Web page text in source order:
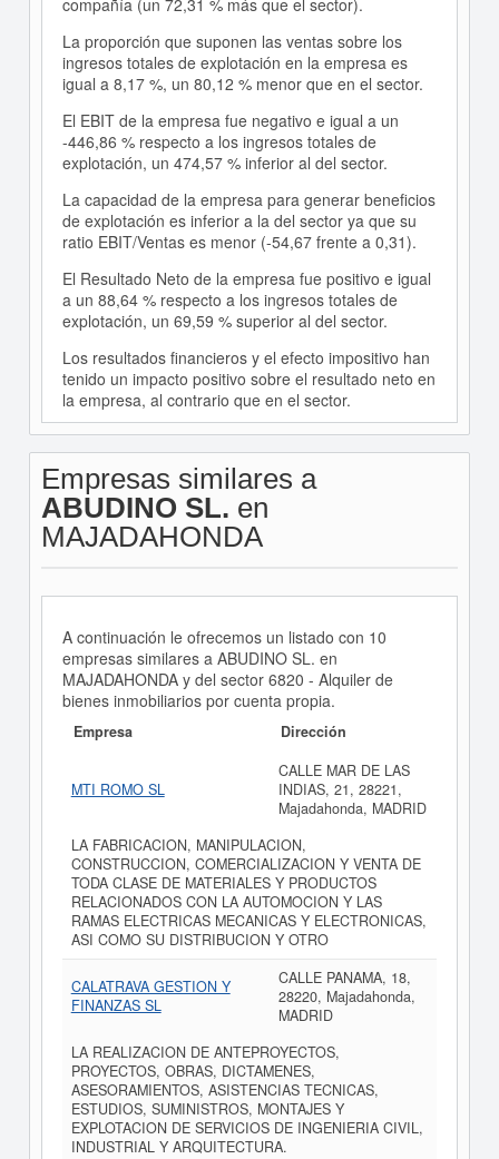
compañía (un 72,31 % más que el sector).
La proporción que suponen las ventas sobre los
ingresos totales de explotación en la empresa es
igual a 8,17 %, un 80,12 % menor que en el sector.
El EBIT de la empresa fue negativo e igual a un
-446,86 % respecto a los ingresos totales de
explotación, un 474,57 % inferior al del sector.
La capacidad de la empresa para generar beneficios
de explotación es inferior a la del sector ya que su
ratio EBIT/Ventas es menor (-54,67 frente a 0,31).
El Resultado Neto de la empresa fue positivo e igual
a un 88,64 % respecto a los ingresos totales de
explotación, un 69,59 % superior al del sector.
Los resultados financieros y el efecto impositivo han
tenido un impacto positivo sobre el resultado neto en
la empresa, al contrario que en el sector.
Empresas similares a
ABUDINO SL. en
MAJADAHONDA
A continuación le ofrecemos un listado con 10
empresas similares a ABUDINO SL. en
MAJADAHONDA y del sector 6820 - Alquiler de
bienes inmobiliarios por cuenta propia.
Empresa Dirección
MTI ROMO SL
CALLE MAR DE LAS
INDIAS, 21, 28221,
Majadahonda, MADRID
LA FABRICACION, MANIPULACION,
CONSTRUCCION, COMERCIALIZACION Y VENTA DE
TODA CLASE DE MATERIALES Y PRODUCTOS
RELACIONADOS CON LA AUTOMOCION Y LAS
RAMAS ELECTRICAS MECANICAS Y ELECTRONICAS,
ASI COMO SU DISTRIBUCION Y OTRO
CALATRAVA GESTION Y
FINANZAS SL
CALLE PANAMA, 18,
28220, Majadahonda,
MADRID
LA REALIZACION DE ANTEPROYECTOS,
PROYECTOS, OBRAS, DICTAMENES,
ASESORAMIENTOS, ASISTENCIAS TECNICAS,
ESTUDIOS, SUMINISTROS, MONTAJES Y
EXPLOTACION DE SERVICIOS DE INGENIERIA CIVIL,
INDUSTRIAL Y ARQUITECTURA.